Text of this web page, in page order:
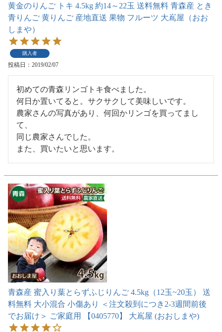
黄金のりんご トキ 4.5kg 約14～22玉 送料無料 青森産 とき
青りんご 黄りんご 産地直送 果物 フルーツ 大嶌屋（おお
しまや）
購入者
投稿日 2019/02/07
初めての青森リンゴトキ食べました。
何日か置いてると。サクサクして美味しいです。
農家さんの写真があり、何回かリンゴを買ってまし
て、
同じ農家さんでした。
また、買いたいと思います。
青森産 蜜入り葉とらずふじりんご 4.5kg（12玉~20玉） 送
料無料 大小混合 小傷あり ＜注文殺到につき2-3週間前後
でお届け＞ ご家庭用 【0405770】 大嶌屋 (おおしまや)